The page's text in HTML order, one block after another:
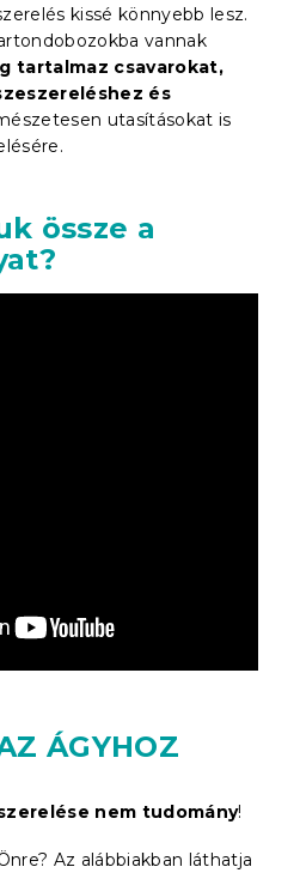
kissé könnyebb lesz.
vannak
tartalmaz csavarokat,
és
utasításokat is
össze a
ÁGYHOZ
nem tudomány!
Az alábbiakban láthatja